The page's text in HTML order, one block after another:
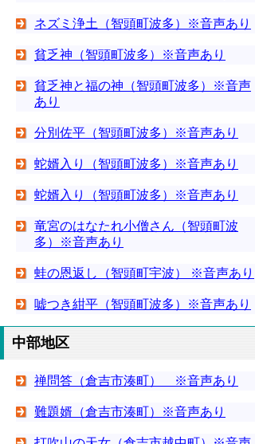
ネズミ浄土（智頭町波多）※音声あり
貧乏神（智頭町波多）※音声あり
貧乏神と福の神（智頭町波多）※音声
あり
分別佐平（智頭町波多）※音声あり
蛇婿入り（智頭町波多）※音声あり
蛇婿入り（智頭町波多）※音声あり
竜宮のはなたれ小僧さん（智頭町波
多）※音声あり
蛙の恩返し（智頭町宇波） ※音声あり
嘘つき紺平（智頭町波多）※音声あり
中部地区
禅問答（倉吉市湊町） ※音声あり
難題婿（倉吉市湊町）※音声あり